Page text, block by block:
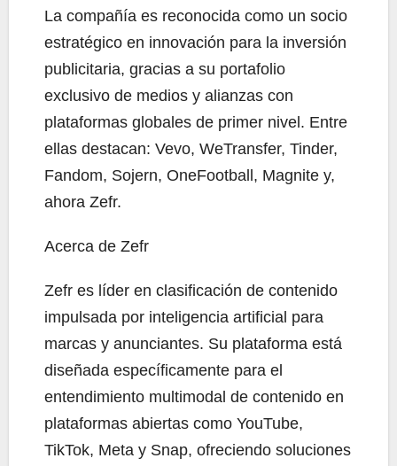
La compañía es reconocida como un socio
estratégico en innovación para la inversión
publicitaria, gracias a su portafolio
exclusivo de medios y alianzas con
plataformas globales de primer nivel. Entre
ellas destacan: Vevo, WeTransfer, Tinder,
Fandom, Sojern, OneFootball, Magnite y,
ahora Zefr.
Acerca de Zefr
Zefr es líder en clasificación de contenido
impulsada por inteligencia artificial para
marcas y anunciantes. Su plataforma está
diseñada específicamente para el
entendimiento multimodal de contenido en
plataformas abiertas como YouTube,
TikTok, Meta y Snap, ofreciendo soluciones